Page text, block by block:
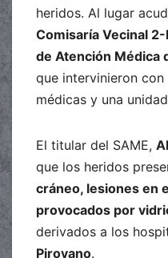
heridos. Al lugar
Comisaría Vecinal 2-
de Atención Médica
que intervinieron
médicas y una
El titular del SAME,
que los heridos
cráneo, lesiones en
provocados por
derivados a los
Pirovano.